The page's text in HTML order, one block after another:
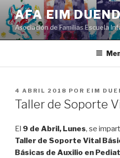
Saltar
contenido
AFA EIM
Asociación de Familias Escuela
PUBLICADO
EL
4 ABRIL 2018 POR EIM
Taller de Soporte
El 9 de Abril, Lunes, se
Taller de Soporte Vital
Básicas de Auxilio en